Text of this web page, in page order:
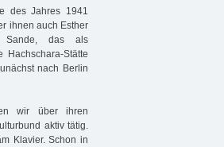
des Jahres 1941
ihnen auch Esther
Sande, das als
Stätte
nach Berlin
wir über ihren
aktiv tätig.
Klavier. Schon in